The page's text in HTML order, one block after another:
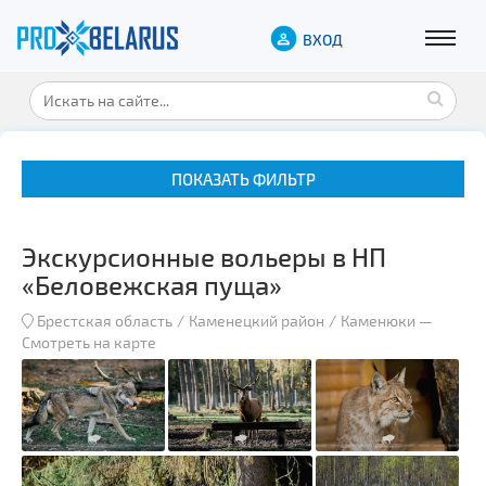
ВХОД
ПОКАЗАТЬ ФИЛЬТР
Музеи
Замки и дворцы
Военная история
Гражданская архитектура
Экскурсионные вольеры в НП
«Беловежская пуща»
Брестская область Каменецкий район Каменюки —
Смотреть на карте